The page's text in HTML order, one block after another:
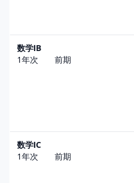
数学ⅠB
1年次 前期
数学ⅠC
1年次 前期